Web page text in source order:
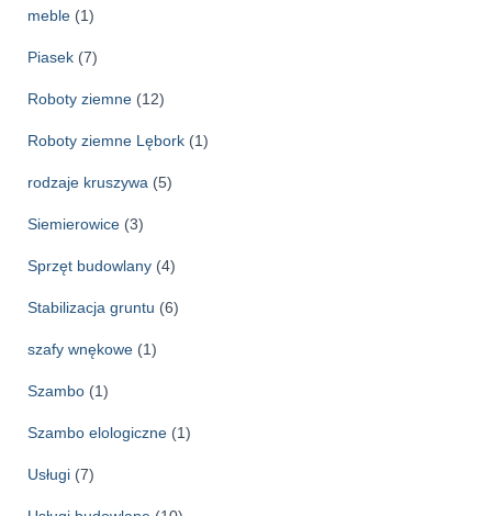
meble (1)
Piasek (7)
Roboty ziemne (12)
Roboty ziemne Lębork (1)
rodzaje kruszywa (5)
Siemierowice (3)
Sprzęt budowlany (4)
Stabilizacja gruntu (6)
szafy wnękowe (1)
Szambo (1)
Szambo elologiczne (1)
Usługi (7)